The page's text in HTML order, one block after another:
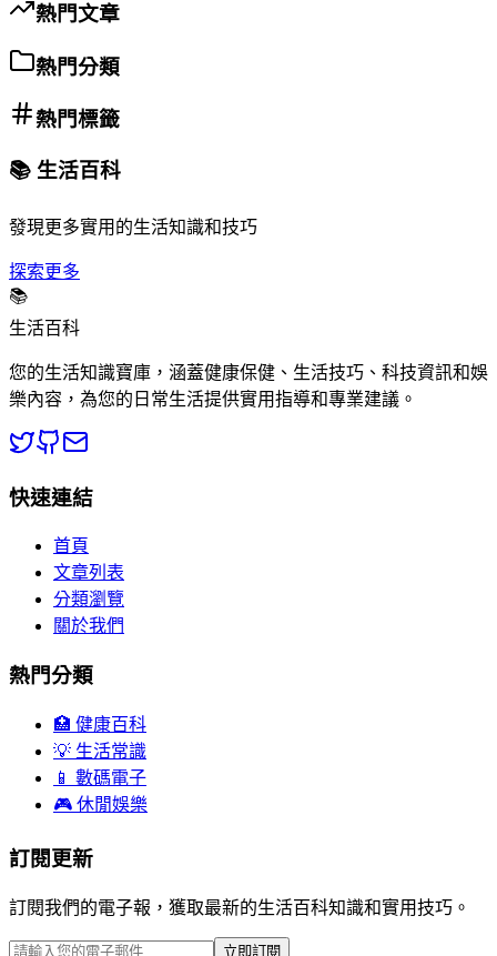
熱門文章
熱門分類
熱門標籤
📚 生活百科
發現更多實用的生活知識和技巧
探索更多
📚
生活百科
您的生活知識寶庫，涵蓋健康保健、生活技巧、科技資訊和娛
樂內容，為您的日常生活提供實用指導和專業建議。
快速連結
首頁
文章列表
分類瀏覽
關於我們
熱門分類
🏥 健康百科
💡 生活常識
📱 數碼電子
🎮 休閒娛樂
訂閱更新
訂閱我們的電子報，獲取最新的生活百科知識和實用技巧。
立即訂閱